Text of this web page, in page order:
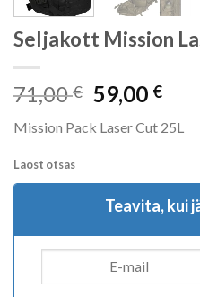
Seljakott Mission
71,00€ Algne
hind
oli:
59,00 €
is:
Mission Pack Laser Cut 25L
Laost otsas
Teavita, kui